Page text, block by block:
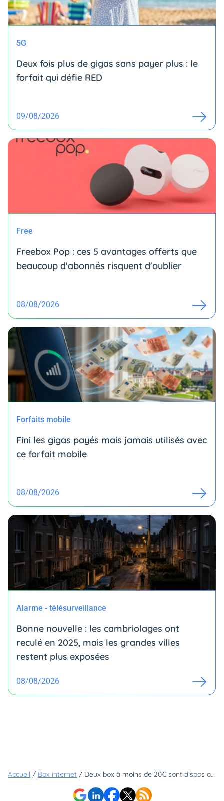
5G
Deux fois plus de gigas sans payer plus : le
forfait qui défie RED
09/08/2026
Free
Freebox Pop : ces 5 avantages offerts que
beaucoup d'abonnés risquent d'oublier
08/08/2026
Forfaits mobile
Fini les gigas payés mais jamais utilisés avec
ce forfait mobile
08/08/2026
Alarme - télésurveillance
Bonne nouvelle : les cambriolages ont
reculé en 2025, mais les grandes villes
restent plus exposées
08/08/2026
Accueil / Box internet / Deux box à moins de 20€ sont dispos aujourd'hui, et elles ne sont même pas réservées au Black Friday